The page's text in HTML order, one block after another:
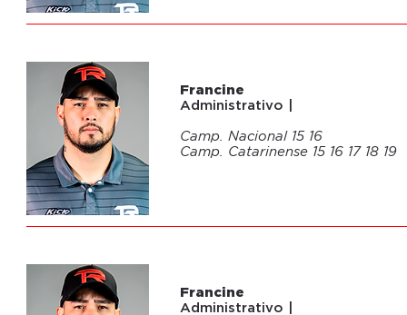
04
Francine
Administrativo |
Camp. Nacional 15 16
Camp. Catarinense 15 16 17 18 19
Francine
Administrativo |